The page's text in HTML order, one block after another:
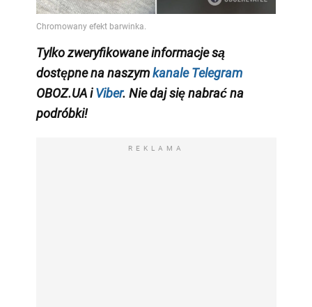
Tylko zweryfikowane informacje są
dostępne na naszymkanale Telegram
OBOZ.UA iViber. Nie daj się nabrać na
podróbki!
REKLAMA